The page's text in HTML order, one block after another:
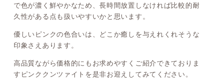
で色が濃く鮮やかなため、長時間放置しなければ比較的耐
久性がある点も扱いやすいかと思います。
優しいピンクの色合いは、どこか癒しを与えれくれそうな
印象さえあります。
高品質ながら価格的にもお求めやすくご紹介できておりま
すピンククンツァイトを是非お迎えしてみてください。